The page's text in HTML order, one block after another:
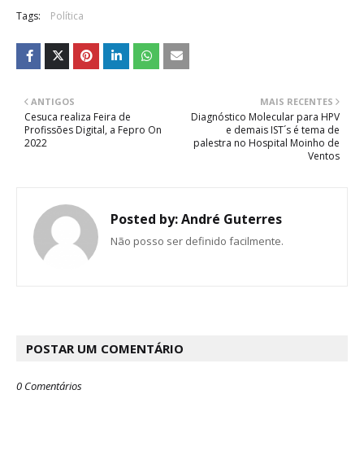
Tags: Política
MAIS RECENTES
Diagnóstico Molecular para HPV
e demais IST´s é tema de
palestra no Hospital Moinho de
Ventos
ANTIGOS
Cesuca realiza Feira de
Profissões Digital, a Fepro On
2022
Posted by:André Guterres
Não posso ser definido facilmente.
POSTAR UM COMENTÁRIO
0 Comentários